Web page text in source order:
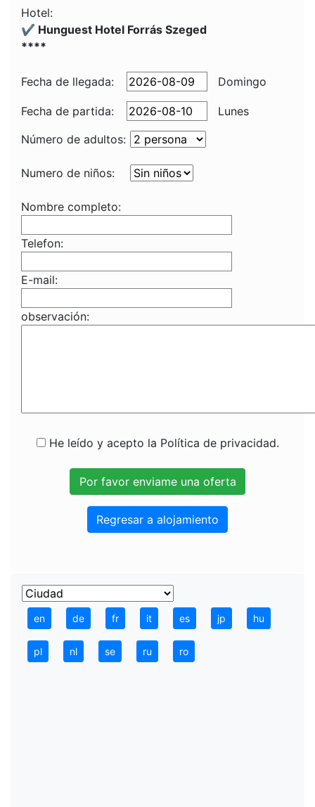
Hotel:
✔️ Hunguest Hotel Forrás Szeged
****
Fecha de llegada: Domingo
Fecha de partida:
Lunes
Número de adultos:
Numero de niños:
Nombre completo:
Telefon:
E-mail:
observación:
He leído y acepto la Política de privacidad.
Regresar a alojamiento
en de fr it es jp hu
pl nl se ru ro